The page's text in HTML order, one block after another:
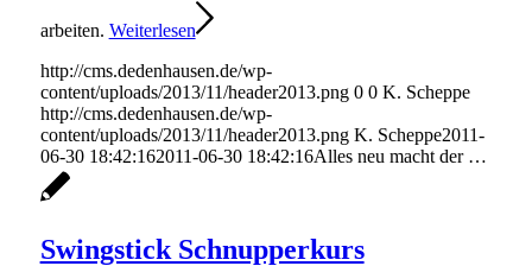
arbeiten. Weiterlesen
http://cms.dedenhausen.de/wp-
content/uploads/2013/11/header2013.png 0 0 K. Scheppe
http://cms.dedenhausen.de/wp-
content/uploads/2013/11/header2013.png K. Scheppe2011-
06-30 18:42:162011-06-30 18:42:16Alles neu macht der …
Swingstick Schnupperkurs